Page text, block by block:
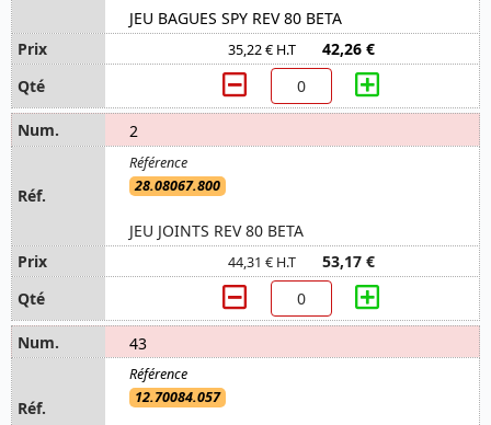
JEU BAGUES SPY REV 80 BETA
35,22 € H.T 42,26 €
2
28.08067.800
JEU JOINTS REV 80 BETA
44,31 € H.T 53,17 €
43
12.70084.057